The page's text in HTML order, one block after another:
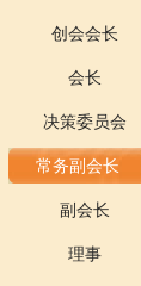
创会会长
会长
决策委员会
常务副会长
副会长
理事